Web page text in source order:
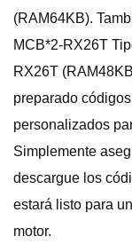
(RAM64KB).
MCB*2-RX26T
RX26T
preparado
personalizados
Simplemente
descargue los
estará listo para
motor.